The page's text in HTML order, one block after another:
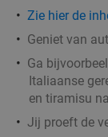
Zie hier de
Geniet van
Ga
Italiaanse
en tiramisu na
Jij proeft de